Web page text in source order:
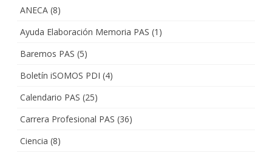
ANECA (8)
Ayuda Elaboración Memoria PAS (1)
Baremos PAS (5)
Boletín iSOMOS PDI (4)
Calendario PAS (25)
Carrera Profesional PAS (36)
Ciencia (8)